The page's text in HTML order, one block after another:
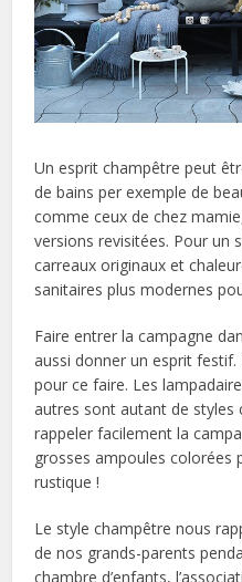
Un esprit champêtre peut
de bains per exemple de
comme ceux de chez
versions revisitées. Pour un
carreaux originaux et
sanitaires plus modernes
Faire entrer la campagne
aussi donner un esprit
pour ce faire. Les
autres sont autant de
rappeler facilement la
grosses ampoules colorées
rustique !
Le style champêtre nous
de nos grands-parents
chambre d’enfants,